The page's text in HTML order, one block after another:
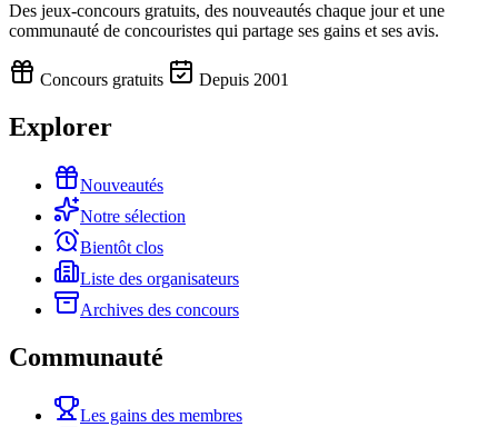
Des jeux-concours gratuits, des nouveautés chaque jour et une
communauté de concouristes qui partage ses gains et ses avis.
Concours gratuits Depuis 2001
Explorer
Nouveautés
Notre sélection
Bientôt clos
Liste des organisateurs
Archives des concours
Communauté
Les gains des membres